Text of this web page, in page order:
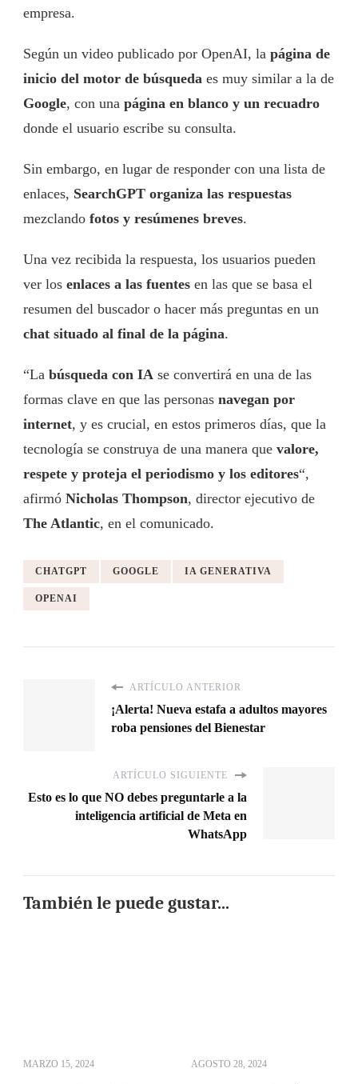
empresa.
Según un video publicado por OpenAI, la página de
inicio del motor de búsqueda es muy similar a la de
Google, con una página en blanco y un recuadro
donde el usuario escribe su consulta.
Sin embargo, en lugar de responder con una lista de
enlaces, SearchGPT organiza las respuestas
mezclando fotos y resúmenes breves.
Una vez recibida la respuesta, los usuarios pueden
ver los enlaces a las fuentes en las que se basa el
resumen del buscador o hacer más preguntas en un
chat situado al final de la página.
“La búsqueda con IA se convertirá en una de las
formas clave en que las personas navegan por
internet, y es crucial, en estos primeros días, que la
tecnología se construya de una manera que valore,
respete y proteja el periodismo y los editores“,
afirmó Nicholas Thompson, director ejecutivo de
The Atlantic, en el comunicado.
CHATGPT GOOGLE IA GENERATIVA
OPENAI
ARTÍCULO ANTERIOR
¡Alerta! Nueva estafa a adultos mayores
roba pensiones del Bienestar
ARTÍCULO SIGUIENTE
Esto es lo que NO debes preguntarle a la
inteligencia artificial de Meta en
WhatsApp
También le puede gustar...
MARZO 15, 2024 AGOSTO 28, 2024